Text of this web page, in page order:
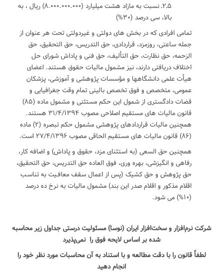
۵ـ۲ـ نسبت به مازاد هشت میلیارد (۸.۰۰۰.۰۰۰.۰۰۰) ریال ، به
بالا، سی درصد (۳۰%)
تمامی افرادی که در بخش های دولتی و غیردولتی تحت هر عنوان از
جمله ساعتی، روزمزد، قراردادی، حق التدریس، حق التحقیق، حق
الزحمه، حق نظارت، حق التألیف، حق فنی و پاداش شورای حل
اختلاف دریافتی دارند، نیز مشمول مالیات حقوق هستند. اعضای
هیأت علمی دانشگاهها و مؤسسات پژوهشی و آموزشی، پزشکان
عمومی، متخصص و فوق تخصص بالینی تمام وقت جغرافیایی و
قضات دادگستری از شمول این حکم مستثنی و مشمول ماده (۸۵)
قانون مالیات های مستقیم اصلاحی مصوب ۳۱/۴/۱۳۹۴ هستند.
همچنین مالیات قراردادهای پژوهشی مشمول حکم تبصره (۲) ماده
(۸۶) قانون مالیات های مستقیم الحاقی مصوب ۲۷/۴/۱۳۹۶ است.
همچنین حق السعی (به استثنای مزد، حقوق و پاداش) و اضافه کار،
رفاهی و انگیزشی، بهره وری، فوق العاده حق التدریس، حق التحقیق،
حق پژوهش و حق کشیک (پس از اعمال سقف معافـیت به تناسـب
اقلام مذکور و اقلام صدر این بند) مشمول مالیات به نرخ ده درصد
(۱۰%) می شود.
شرکت نرم‌افزار و سخت‌افزار ایران (نوسا) مسئولیت درستی جداول زیر محاسبه
شده بر اساس لایحه فوق را نمی‌پذیرد
لطفاً قانون را با دقت مطالعه و با استناد به آن محاسبات مورد نظر خود را
انجام دهید